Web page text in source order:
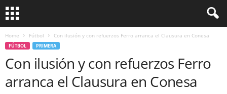
Home Fútbol Con ilusión y con refuerzos Ferro arranca el Clausura en Conesa
FÚTBOL PRIMERA
Con ilusión y con refuerzos Ferro
arranca el Clausura en Conesa